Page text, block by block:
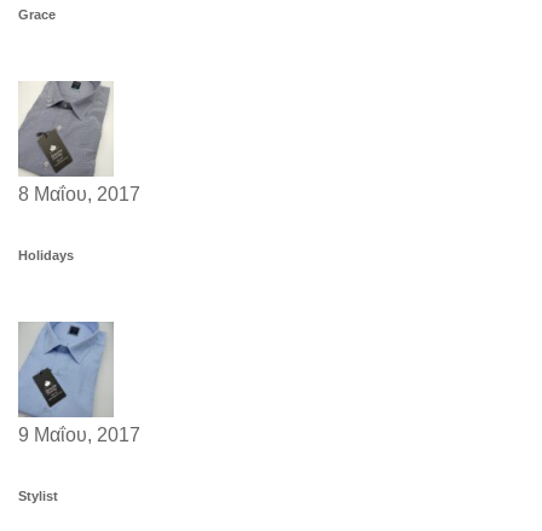
Grace
8 Μαΐου, 2017
Holidays
9 Μαΐου, 2017
Stylist